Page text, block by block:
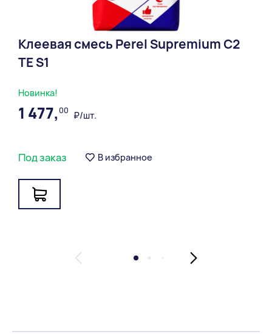
Новинка!
Клеевая смесь Perel Supremium С2
ТЕ S1
1 477,00 ₽/шт.
Под заказ В избранное